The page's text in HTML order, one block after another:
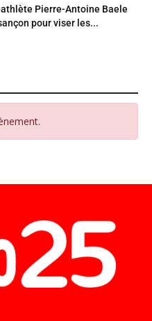
Pierre-Antoine Baele
pour viser les...